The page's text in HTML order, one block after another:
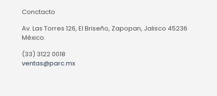
Conctacto
Av. Las Torres 126, El Briseño, Zapopan, Jalisco 45236
México.
(33) 3122 0018
ventas@parc.mx